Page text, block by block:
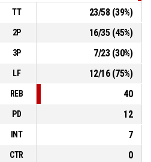
TT 23/58(39%)
2P 16/35(45%)
3P 7/23(30%)
LF 12/16(75%)
REB
40
PD
12
INT
7
CTR
0